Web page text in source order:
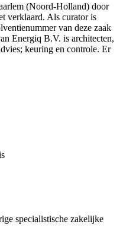
(Noord-Holland) door
verklaard. Als curator is
van deze zaak
Energiq B.V. is architecten,
keuring en controle. Er
specialistische zakelijke